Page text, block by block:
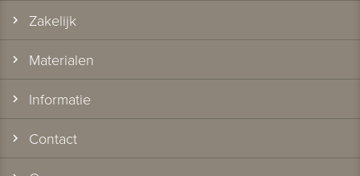
Zakelijk
Materialen
Informatie
Contact